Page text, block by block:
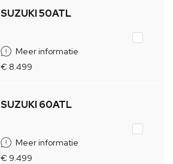
SUZUKI 50ATL
Meer informatie
€ 8.499
SUZUKI 60ATL
Meer informatie
€ 9.499